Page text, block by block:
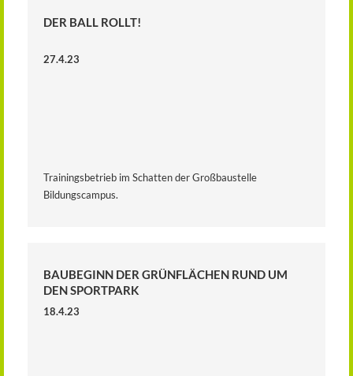
DER BALL ROLLT!
27.4.23
Trainingsbetrieb im Schatten der Großbaustelle
Bildungscampus.
BAUBEGINN DER GRÜNFLÄCHEN RUND UM
DEN SPORTPARK
18.4.23